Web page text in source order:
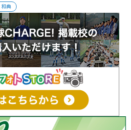
典
ールで安打を量産した打撃の職人はい
レジェンドに広角打法の極意を聞い